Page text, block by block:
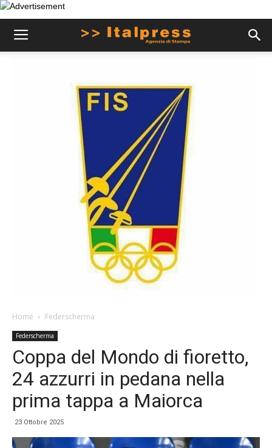
Home Federscherma
Federscherma
Coppa del Mondo di fioretto,
24 azzurri in pedana nella
prima tappa a Maiorca
23 Ottobre 2025